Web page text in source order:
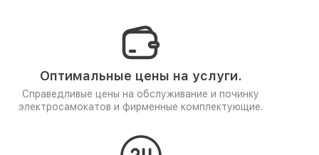
Оптимальные цены на услуги.
Справедливые цены на обслуживание и починку
электросамокатов и фирменные комплектующие.